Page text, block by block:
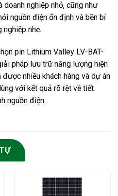
nghiệp nhỏ, cũng như
nguồn điện ổn định và bền bỉ
nhẹ.
pin Lithium Valley LV-BAT-
pháp lưu trữ năng lượng hiện
nhiều khách hàng và dự án
với kết quả rõ rệt về tiết
nguồn điện.